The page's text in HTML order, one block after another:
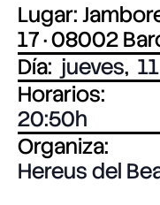
Lugar:
17 · 08002
Día: jueves,
Horarios:
20:50
Organiza:
Hereus del